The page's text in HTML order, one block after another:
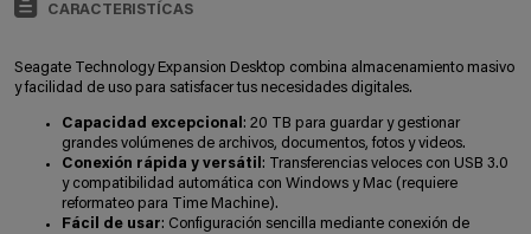
CARACTERISTÍCAS
Seagate Technology Expansion Desktop combina almacenamiento masivo
y facilidad de uso para satisfacer tus necesidades digitales.
Capacidad excepcional : 20 TB para guardar y gestionar
grandes volúmenes de archivos, documentos, fotos y videos.
Conexión rápida y versátil : Transferencias veloces con USB 3.0
y compatibilidad automática con Windows y Mac (requiere
reformateo para Time Machine).
Fácil de usar: Configuración sencilla mediante conexión de